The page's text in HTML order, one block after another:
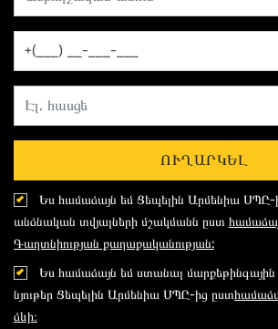
ՈՒՂԱՐԿԵԼ
Ես համաձայն եմ Ցեպելին Արմենիա ՍՊԸ-
անձնական տվյալների մշակմանն ըստ
Գաղտնիության քաղաքականության:
Ես համաձայն եմ ստանալ
նյութեր Ցեպելին Արմենիա ՍՊԸ-ից ըստ
ձևի։